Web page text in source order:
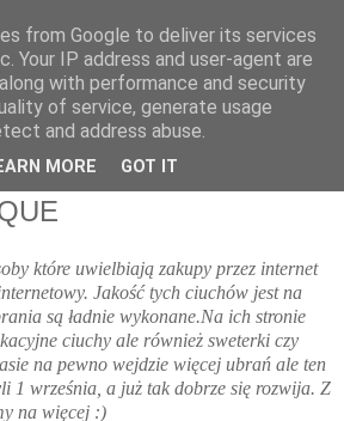
które uwielbiają zakupy przez internet
Jakość tych ciuchów jest na
są ładnie wykonane.Na ich stronie
ciuchy ale również sweterki czy
na pewno wejdzie więcej ubrań ale ten
1 września, a już tak dobrze się rozwija. Z
na więcej :)
from Google to deliver its services
Your IP address and user-agent are
with performance and security
of service, generate usage
and address abuse.
MORE GOT IT